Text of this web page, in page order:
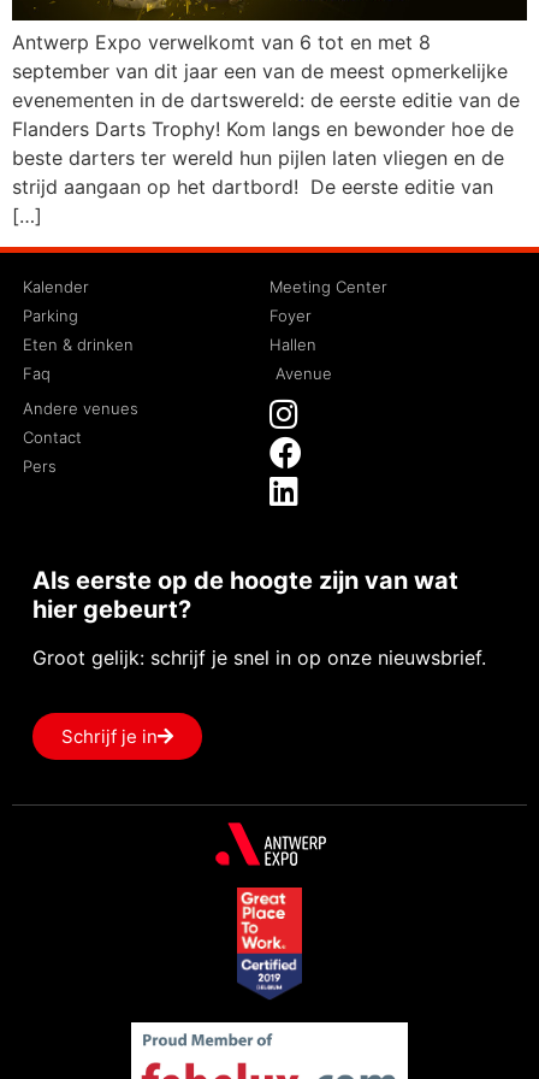
Antwerp Expo verwelkomt van 6 tot en met 8
september van dit jaar een van de meest opmerkelijke
evenementen in de dartswereld: de eerste editie van de
Flanders Darts Trophy! Kom langs en bewonder hoe de
beste darters ter wereld hun pijlen laten vliegen en de
strijd aangaan op het dartbord! De eerste editie van
[…]
Kalender
Parking
Eten & drinken
Faq
Meeting Center
Foyer
Hallen
Avenue
Andere venues
Contact
Pers
Als eerste op de hoogte zijn van wat
hier gebeurt?
Groot gelijk: schrijf je snel in op onze nieuwsbrief.
Schrijf je in